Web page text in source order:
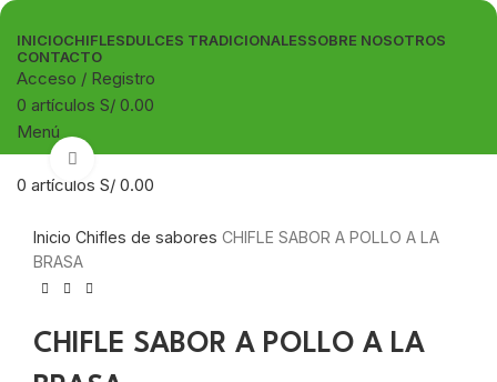
INICIOCHIFLESDULCES TRADICIONALESSOBRE NOSOTROS
CONTACTO
Acceso / Registro
0 artículos S/ 0.00
Menú
0 artículos S/ 0.00
Clic para ampliar
Inicio Chifles de sabores CHIFLE SABOR A POLLO A LA
BRASA
CHIFLE SABOR A POLLO A LA